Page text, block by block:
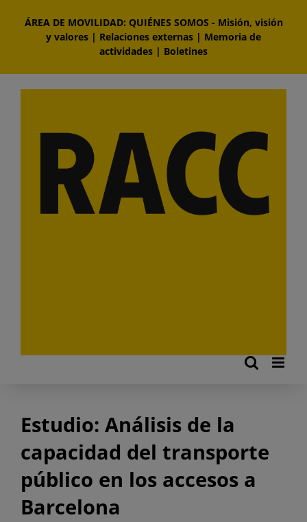
contenido
ÁREA DE MOVILIDAD: QUIÉNES SOMOS - Misión, visión
y valores | Relaciones externas | Memoria de
actividades | Boletines
Estudio: Análisis de la
capacidad del transporte
público en los accesos a
Barcelona